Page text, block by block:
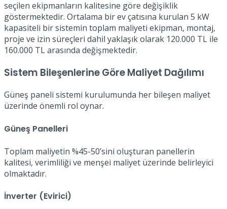
seçilen ekipmanların kalitesine göre değişiklik
göstermektedir. Ortalama bir ev çatısına kurulan 5 kW
kapasiteli bir sistemin toplam maliyeti ekipman, montaj,
proje ve izin süreçleri dahil yaklaşık olarak 120.000 TL ile
160.000 TL arasında değişmektedir.
Sistem Bileşenlerine Göre Maliyet Dağılımı
Güneş paneli sistemi kurulumunda her bileşen maliyet
üzerinde önemli rol oynar.
Güneş Panelleri
Toplam maliyetin %45-50’sini oluşturan panellerin
kalitesi, verimliliği ve menşei maliyet üzerinde belirleyici
olmaktadır.
İnverter (Evirici)